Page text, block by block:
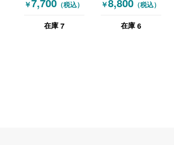
ングチェア ブルー
￥ （税込）
在庫 7
スター付きミーテ
ッキングミーティ
￥ （税込）
在庫 6